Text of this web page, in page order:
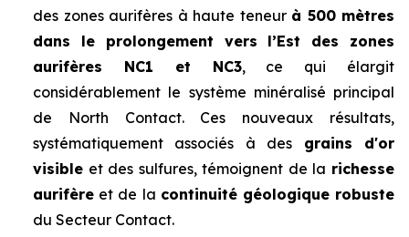
des zones aurifères à haute teneur à 500 mètres
dans le prolongement vers l’Est des zones
aurifères NC1 et NC3, ce qui élargit
considérablement le système minéralisé principal
de North Contact. Ces nouveaux résultats,
systématiquement associés à des grains d'or
visible et des sulfures, témoignent de la richesse
aurifère et de la continuité géologique robuste
du Secteur Contact.